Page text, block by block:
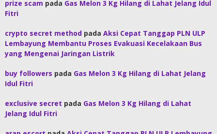
prize scam pada Gas Melon 3 Kg Hilang di Lahat Jelang Idul
Fitri
crypto secret method pada Aksi Cepat Tanggap PLN ULP
Lembayung Membantu Proses Evakuasi Kecelakaan Bus
yang Mengenai Jaringan Listrik
buy followers pada Gas Melon 3 Kg Hilang di Lahat Jelang
Idul Fitri
exclusive secret pada Gas Melon 3 Kg Hilang di Lahat
Jelang Idul Fitri